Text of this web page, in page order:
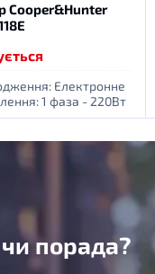
Cooper&Hunter
Електронне
1 фаза - 220Вт
порада?